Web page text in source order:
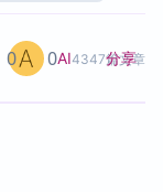
AI4347篇文章
0 0 分享